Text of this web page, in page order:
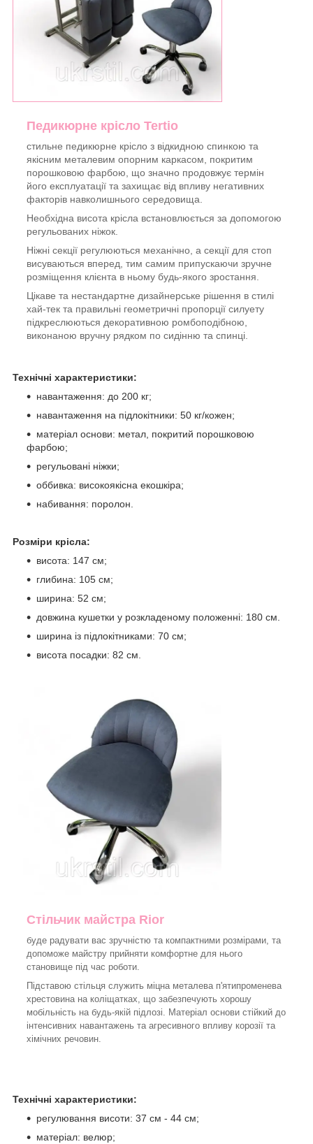
Педикюрне крісло Tertio
стильне педикюрне крісло з відкидною спинкою та
якісним металевим опорним каркасом, покритим
порошковою фарбою, що значно продовжує термін
його експлуатації та захищає від впливу негативних
факторів навколишнього середовища.
Необхідна висота крісла встановлюється за допомогою
регульованих ніжок.
Ніжні секції регулюються механічно, а секції для стоп
висуваються вперед, тим самим припускаючи зручне
розміщення клієнта в ньому будь-якого зростання.
Цікаве та нестандартне дизайнерське рішення в стилі
хай-тек та правильні геометричні пропорції силуету
підкреслюються декоративною ромбоподібною,
виконаною вручну рядком по сидінню та спинці.
Технічні характеристики:
навантаження: до 200 кг;
навантаження на підлокітники: 50 кг/кожен;
матеріал основи: метал, покритий порошковою
фарбою;
регульовані ніжки;
оббивка: високоякісна екошкіра;
набивання: поролон.
Розміри крісла:
висота: 147 см;
глибина: 105 см;
ширина: 52 см;
довжина кушетки у розкладеному положенні: 180 см.
ширина із підлокітниками: 70 см;
висота посадки: 82 см.
Стільчик майстра Rior
буде радувати вас зручністю та компактними розмірами, та
допоможе майстру прийняти комфортне для нього
становище під час роботи.
Підставою стільця служить міцна металева п'ятипроменева
хрестовина на коліщатках, що забезпечують хорошу
мобільність на будь-якій підлозі. Матеріал основи стійкий до
інтенсивних навантажень та агресивного впливу корозії та
хімічних речовин.
Технічні характеристики:
регулювання висоти: 37 см - 44 см;
матеріал: велюр;